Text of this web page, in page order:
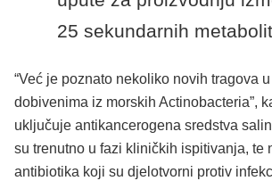
25 sekundarnih
“Već je poznato nekoliko novih tragova
dobivenima iz morskih Actinobacteria”,
uključuje antikancerogena sredstva
su trenutno u fazi kliničkih ispitivanja, te
antibiotika koji su djelotvorni protiv